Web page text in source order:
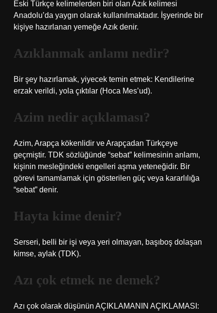
Eski Türkçe kelimelerden biri olan Azık kelimesi
Anadolu’da yaygın olarak kullanılmaktadır. İşyerinde bir
kişiye hazırlanan yemeğe Azık denir.
Azıklanmak anlamı nedir?
Bir şey hazırlamak, yiyecek temin etmek: Kendilerine
erzak verildi, yola çıktılar (Hoca Mes’ud).
Azim nedir açıklaması?
Azim, Arapça kökenlidir ve Arapçadan Türkçeye
geçmiştir. TDK sözlüğünde “sebat” kelimesinin anlamı,
kişinin mesleğindeki engelleri aşma yeteneğidir. Bir
görevi tamamlamak için gösterilen güç veya kararlılığa
“sebat” denir.
Hayta kime denir?
Serseri, belli bir işi veya yeri olmayan, başıboş dolaşan
kimse, aylak (TDK).
Azı çok etmek ne demek?
Azı çok olarak düşünün AÇIKLAMANIN AÇIKLAMASI: